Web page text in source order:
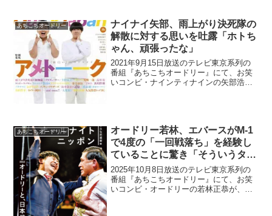
あちこちオードリー
ナイナイ矢部、雨上がり決死隊の
解散に対する思いを吐露「ホトち
ゃん、頑張ったな」
2021年9月15日放送のテレビ東京系列の
番組『あちこちオードリー』にて、お笑
いコンビ・ナインティナインの矢部浩之
あちこちオードリー
オードリー若林、エバースがM-1
で4度の「一回戦落ち」を経験し
ていることに驚き「そういうタイ
プに最近会わなくて…」
2025年10月8日放送のテレビ東京系列の
番組『あちこちオードリー』にて、お笑
いコンビ・オードリーの若林正恭が、エ